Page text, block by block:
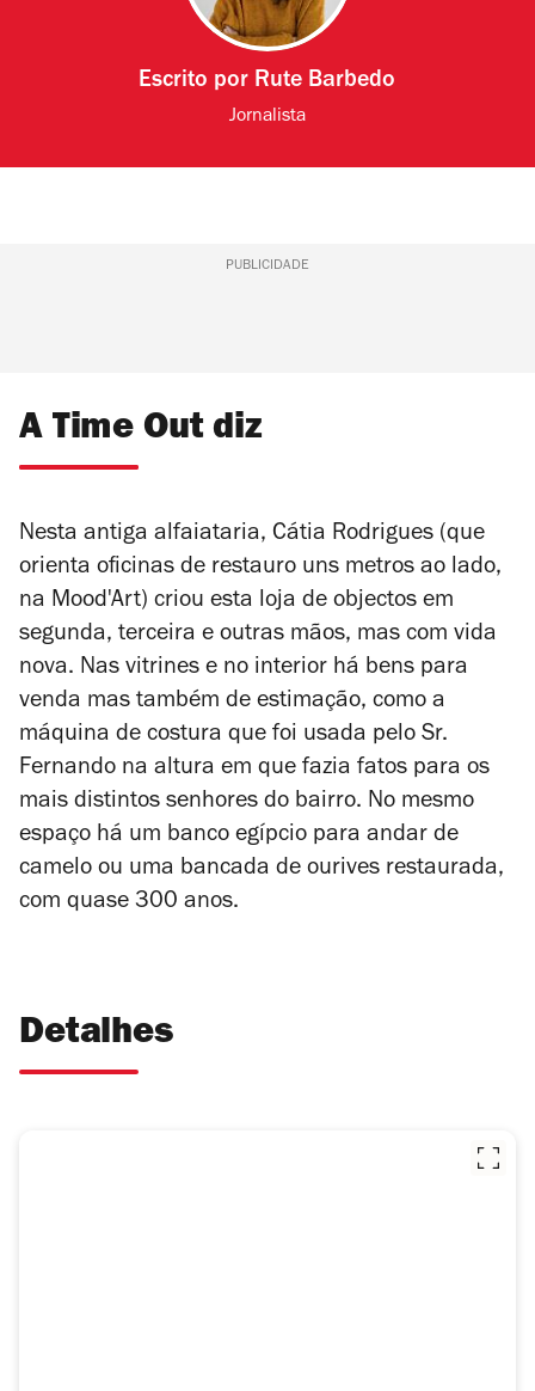
Escrito por Rute Barbedo
Jornalista
PUBLICIDADE
A Time Out diz
Nesta antiga alfaiataria, Cátia Rodrigues (que
orienta oficinas de restauro uns metros ao lado,
na Mood'Art) criou esta loja de objectos em
segunda, terceira e outras mãos, mas com vida
nova. Nas vitrines e no interior há bens para
venda mas também de estimação, como a
máquina de costura que foi usada pelo Sr.
Fernando na altura em que fazia fatos para os
mais distintos senhores do bairro. No mesmo
espaço há um banco egípcio para andar de
camelo ou uma bancada de ourives restaurada,
com quase 300 anos.
Detalhes